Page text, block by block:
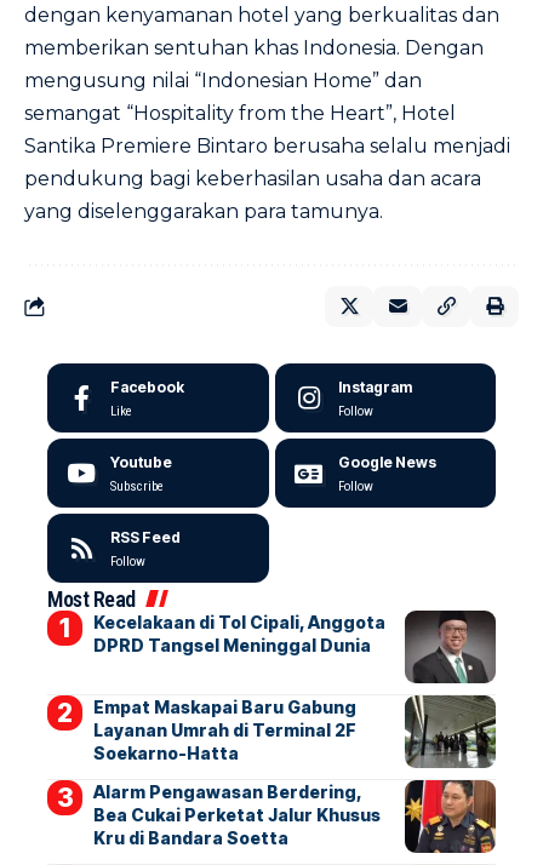
dengan kenyamanan hotel yang berkualitas dan
memberikan sentuhan khas Indonesia. Dengan
mengusung nilai “Indonesian Home” dan
semangat “Hospitality from the Heart”, Hotel
Santika Premiere Bintaro berusaha selalu menjadi
pendukung bagi keberhasilan usaha dan acara
yang diselenggarakan para tamunya.
Facebook
Like
Instagram
Follow
Youtube
Subscribe
Google News
Follow
RSS Feed
Follow
Most Read
Kecelakaan di Tol Cipali, Anggota
DPRD Tangsel Meninggal Dunia
Empat Maskapai Baru Gabung
Layanan Umrah di Terminal 2F
Soekarno-Hatta
Alarm Pengawasan Berdering,
Bea Cukai Perketat Jalur Khusus
Kru di Bandara Soetta